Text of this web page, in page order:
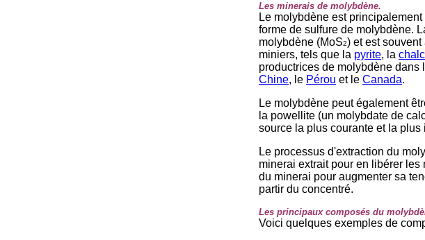
Les minerais de molybdène.
Le molybdène est
forme de sulfure de molybdène.
molybdène (MoS2) et est
miniers, tels que la pyrite, la
productrices de molybdène dans
Chine, le Pérou et le Canada.
Le molybdène peut également
la powellite (un molybdate de
source la plus courante et la
Le processus d'extraction du
minerai extrait pour en libérer
du minerai pour augmenter sa
partir du concentré.
Les principaux composés du
Voici quelques exemples de